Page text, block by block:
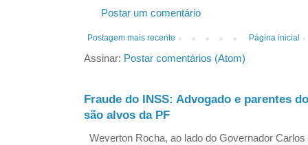
Postar um comentário
Postagem mais recente Página inicial
Assinar: Postar comentários (Atom)
Fraude do INSS: Advogado e parentes
são alvos da PF
Weverton Rocha, ao lado do Governador